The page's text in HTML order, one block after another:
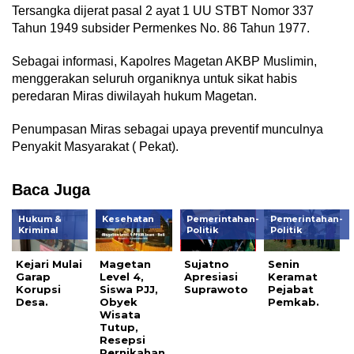
Tersangka dijerat pasal 2 ayat 1 UU STBT Nomor 337
Tahun 1949 subsider Permenkes No. 86 Tahun 1977.
Sebagai informasi, Kapolres Magetan AKBP Muslimin,
menggerakan seluruh organiknya untuk sikat habis
peredaran Miras diwilayah hukum Magetan.
Penumpasan Miras sebagai upaya preventif munculnya
Penyakit Masyarakat ( Pekat).
Baca Juga
Hukum &
Kriminal
Kejari Mulai
Garap
Korupsi
Desa.
Kesehatan
Magetan
Level 4,
Siswa PJJ,
Obyek
Wisata
Tutup,
Resepsi
Pemerintahan-
Politik
Sujatno
Apresiasi
Suprawoto
Pemerintahan-
Politik
Senin
Keramat
Pejabat
Pemkab.